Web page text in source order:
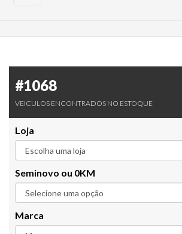
#1068
VEICULOS ENCONTRADOS NO ESTOQUE
Loja
Seminovo ou 0KM
Marca